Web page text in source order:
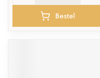
Bestel